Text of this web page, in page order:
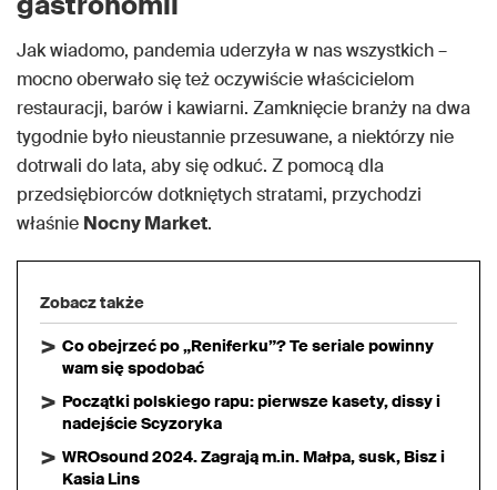
Jak wiadomo, pandemia uderzyła w nas wszystkich –
mocno oberwało się też oczywiście właścicielom
restauracji, barów i kawiarni. Zamknięcie branży na dwa
tygodnie było nieustannie przesuwane, a niektórzy nie
dotrwali do lata, aby się odkuć. Z pomocą dla
przedsiębiorców dotkniętych stratami, przychodzi
właśnie Nocny Market.
Zobacz także
Co obejrzeć po „Reniferku”? Te seriale powinny
wam się spodobać
Początki polskiego rapu: pierwsze kasety, dissy i
nadejście Scyzoryka
WROsound 2024. Zagrają m.in. Małpa, susk, Bisz i
Kasia Lins